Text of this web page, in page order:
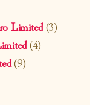
Limited(3)
(4)
(9)